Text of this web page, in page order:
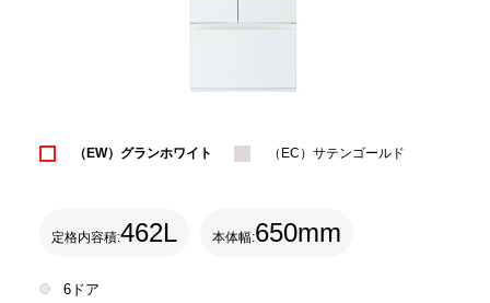
（EW）グランホワイト （EC）サテンゴールド
定格内容積:462L 本体幅:650mm
6ドア